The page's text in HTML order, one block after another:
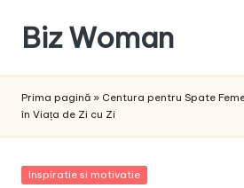
content
Biz Woman
succesul
Prima pagină » Centura pentru Spate
în Viața de Zi cu Zi
Posted
Inspiratie si motivatie